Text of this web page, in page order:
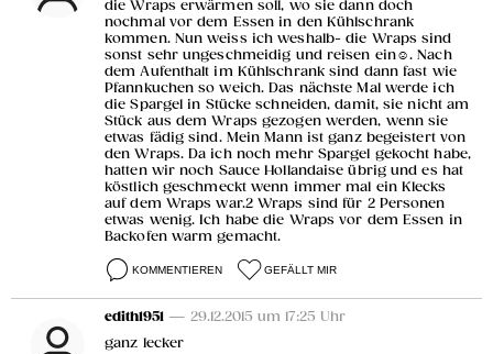
die Wraps erwärmen soll, wo sie dann doch
nochmal vor dem Essen in den Kühlschrank
kommen. Nun weiss ich weshalb- die Wraps sind
sonst sehr ungeschmeidig und reisen ein☺. Nach
dem Aufenthalt im Kühlschrank sind dann fast wie
Pfannkuchen so weich. Das nächste Mal werde ich
die Spargel in Stücke schneiden, damit, sie nicht am
Stück aus dem Wraps gezogen werden, wenn sie
etwas fädig sind. Mein Mann ist ganz begeistert von
den Wraps. Da ich noch mehr Spargel gekocht habe,
hatten wir noch Sauce Hollandaise übrig und es hat
köstlich geschmeckt wenn immer mal ein Klecks
auf dem Wraps war.2 Wraps sind für 2 Personen
etwas wenig. Ich habe die Wraps vor dem Essen in
Backofen warm gemacht.
KOMMENTIEREN GEFÄLLT MIR
edith1951 — 29.12.2015 um 17:25 Uhr
ganz lecker